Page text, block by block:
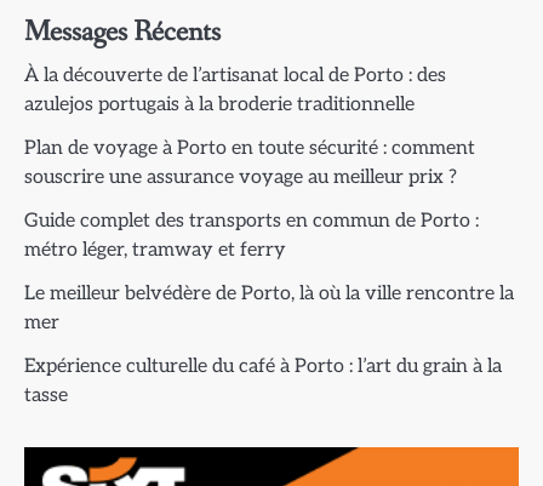
Messages Récents
À la découverte de l’artisanat local de Porto : des
azulejos portugais à la broderie traditionnelle
Plan de voyage à Porto en toute sécurité : comment
souscrire une assurance voyage au meilleur prix ?
Guide complet des transports en commun de Porto :
métro léger, tramway et ferry
Le meilleur belvédère de Porto, là où la ville rencontre la
mer
Expérience culturelle du café à Porto : l’art du grain à la
tasse